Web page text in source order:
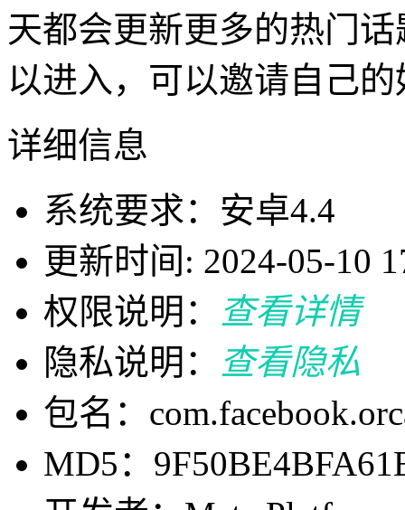
天都会更新更多的热门
以进入，可以邀请自己
详细信息
系统要求：安卓4.4
更新时间: 2024-05-10
权限说明：
查看详情
隐私说明：
查看隐私
包名：
MD5：